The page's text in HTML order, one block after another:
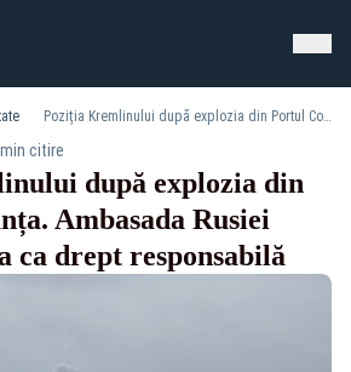
Poziția Kremlinului după explozia din Portul Constanța. Ambasada Rusiei indică Ucraina ca drept responsabilă
citire
după explozia din
Ambasada Rusiei
ca drept responsabilă